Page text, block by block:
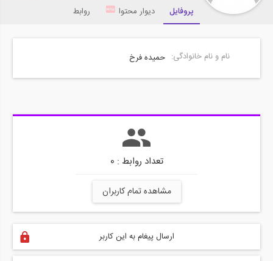
پروفایل
دیوار محتوا روابط
نام و نام خانوادگی: حمیده فرخ
تعداد روابط : 0
مشاهده تمام کاربران
ارسال پیغام به این کاربر